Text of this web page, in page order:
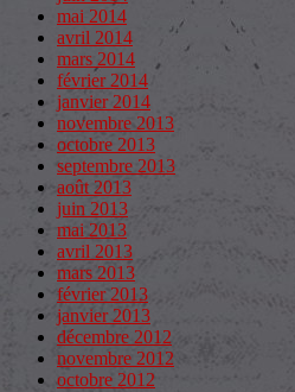
mai 2014
avril 2014
mars 2014
février 2014
janvier 2014
novembre 2013
octobre 2013
septembre 2013
août 2013
juin 2013
mai 2013
avril 2013
mars 2013
février 2013
janvier 2013
décembre 2012
novembre 2012
octobre 2012